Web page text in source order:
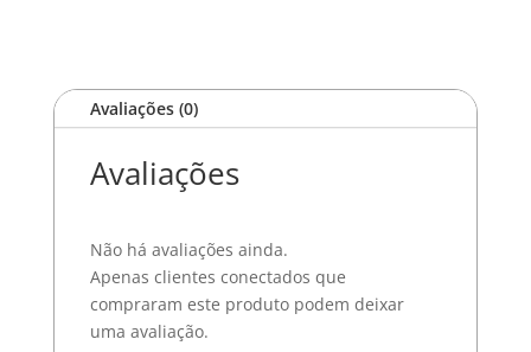
Avaliações (0)
Avaliações
Não há avaliações ainda.
Apenas clientes conectados que
compraram este produto podem deixar
uma avaliação.